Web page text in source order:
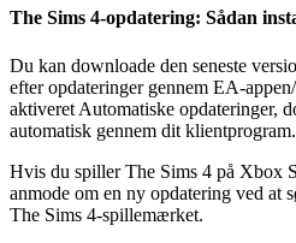
The Sims 4-opdatering: Sådan
Du kan downloade den seneste
efter opdateringer gennem EA-
aktiveret Automatiske opdateringer,
automatisk gennem dit klientprogram.
Hvis du spiller The Sims 4 på Xbox
anmode om en ny opdatering ved at
The Sims 4-spillemærket.